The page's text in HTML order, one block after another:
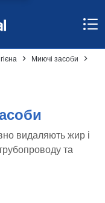
Миючі засоби
видаляють жир і
та